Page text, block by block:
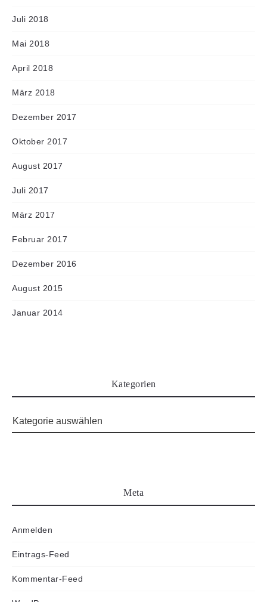
Juli 2018
Mai 2018
April 2018
März 2018
Dezember 2017
Oktober 2017
August 2017
Juli 2017
März 2017
Februar 2017
Dezember 2016
August 2015
Januar 2014
Kategorien
Meta
Anmelden
Eintrags-Feed
Kommentar-Feed